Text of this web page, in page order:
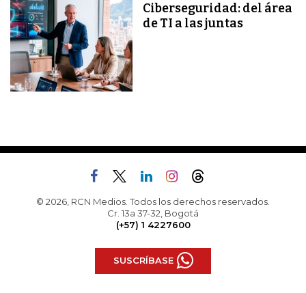
Ciberseguridad: del área
de TI a las juntas
© 2026, RCN Medios. Todos los derechos reservados.
Cr. 13a 37-32, Bogotá
(+57) 1 4227600
SUSCRÍBASE